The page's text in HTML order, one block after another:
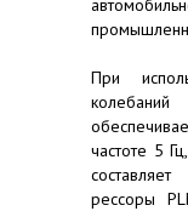
При
частоте 5
рессоры